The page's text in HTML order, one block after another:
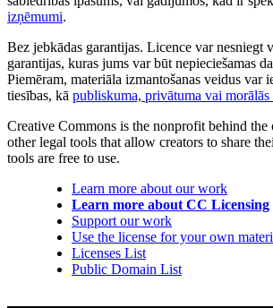
izņēmumi.
Bez jebkādas garantijas. Licence var nesniegt
garantijas, kuras jums var būt nepieciešamas
Piemēram, materiāla izmantošanas veidus var
tiesības, kā publiskuma, privātuma vai morālās
Creative Commons is the nonprofit behind the
other legal tools that allow creators to share
tools are free to use.
Learn more about our work
Learn more about CC Licensing
Support our work
Use the license for your own
Licenses List
Public Domain List